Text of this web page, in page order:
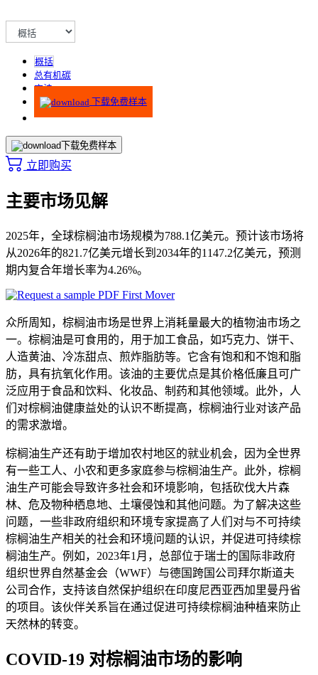
概括
总有机碳
方法
下载免费样本
下载免费样本
立即购买
主要市场见解
2025年，全球棕榈油市场规模为788.1亿美元。预计该市场将
从2026年的821.7亿美元增长到2034年的1147.2亿美元，预测
期内复合年增长率为4.26%。
众所周知，棕榈油市场是世界上消耗量最大的植物油市场之
一。棕榈油是可食用的，用于加工食品，如巧克力、饼干、
人造黄油、冷冻甜点、煎炸脂肪等。它含有饱和和不饱和脂
肪，具有抗氧化作用。该油的主要优点是其价格低廉且可广
泛应用于食品和饮料、化妆品、制药和其他领域。此外，人
们对棕榈油健康益处的认识不断提高，棕榈油行业对该产品
的需求激增。
棕榈油生产还有助于增加农村地区的就业机会，因为全世界
有一些工人、小农和更多家庭参与棕榈油生产。此外，棕榈
油生产可能会导致许多社会和环境影响，包括砍伐大片森
林、危及物种栖息地、土壤侵蚀和其他问题。为了解决这些
问题，一些非政府组织和环境专家提高了人们对与不可持续
棕榈油生产相关的社会和环境问题的认识，并促进可持续棕
榈油生产。例如，2023年1月，总部位于瑞士的国际非政府
组织世界自然基金会（WWF）与德国跨国公司拜尔斯道夫
公司合作，支持该自然保护组织在印度尼西亚西加里曼丹省
的项目。该伙伴关系旨在通过促进可持续棕榈油种植来防止
天然林的转变。
COVID-19 对棕榈油市场的影响